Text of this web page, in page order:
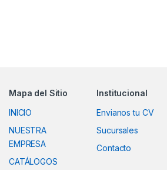
Mapa del Sitio
INICIO
NUESTRA
EMPRESA
CATÁLOGOS
Institucional
Envianos tu CV
Sucursales
Contacto